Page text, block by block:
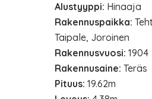
Alustyyppi: Hinaaja
Rakennuspaikka:
Taipale, Joroinen
Rakennusvuosi: 1904
Rakennusaine:Teräs
Pituus:19.62m